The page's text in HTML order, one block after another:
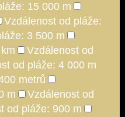
15 000 m
Vzdálenost od pláže:
3 500 m
Vzdálenost od
od pláže: 4 000 m
metrů
m
Vzdálenost od
od pláže: 900 m